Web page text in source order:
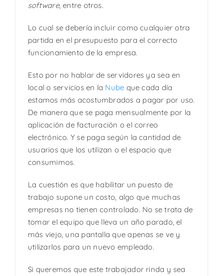
software, entre otros.
Lo cual se debería incluir como cualquier otra
partida en el presupuesto para el correcto
funcionamiento de la empresa.
Esto por no hablar de servidores ya sea en
local o servicios en la Nube que cada día
estamos más acostumbrados a pagar por uso.
De manera que se paga mensualmente por la
aplicación de facturación o el correo
electrónico. Y se paga según la cantidad de
usuarios que los utilizan o el espacio que
consumimos.
La cuestión es que habilitar un puesto de
trabajo supone un costo, algo que muchas
empresas no tienen controlado. No se trata de
tomar el equipo que lleva un año parado, el
más viejo, una pantalla que apenas se ve y
utilizarlos para un nuevo empleado.
Si queremos que este trabajador rinda y sea